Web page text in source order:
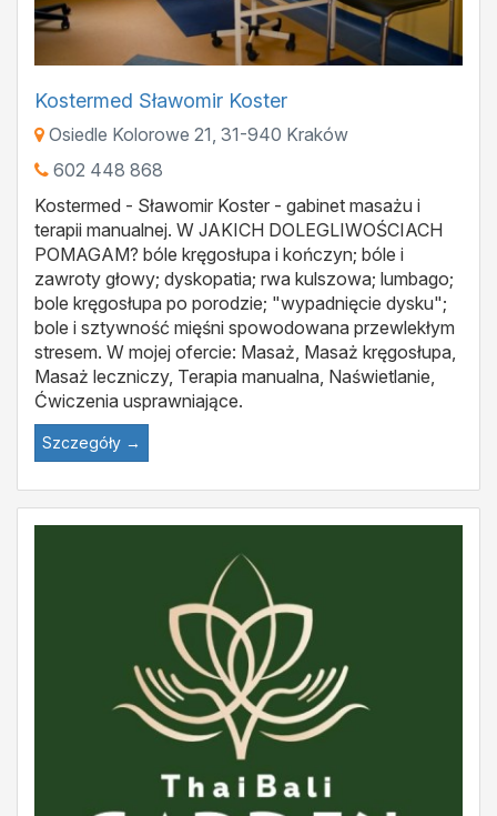
Kostermed Sławomir Koster
Osiedle Kolorowe 21 31-940 Kraków
602 448 868
Kostermed - Sławomir Koster - gabinet masażu i
terapii manualnej. W JAKICH DOLEGLIWOŚCIACH
POMAGAM? bóle kręgosłupa i kończyn; bóle i
zawroty głowy; dyskopatia; rwa kulszowa; lumbago;
bole kręgosłupa po porodzie; "wypadnięcie dysku";
bole i sztywność mięśni spowodowana przewlekłym
stresem. W mojej ofercie: Masaż, Masaż kręgosłupa,
Masaż leczniczy, Terapia manualna, Naświetlanie,
Ćwiczenia usprawniające.
Szczegóły →